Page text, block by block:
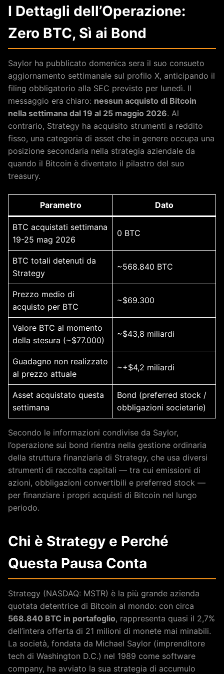
I Dettagli dell’Operazione:
Zero BTC, Sì ai Bond
Saylor ha pubblicato domenica sera il suo consueto
aggiornamento settimanale sul profilo X, anticipando il
filing obbligatorio alla SEC previsto per lunedì. Il
messaggio era chiaro: nessun acquisto di Bitcoin
nella settimana dal 19 al 25 maggio 2026. Al
contrario, Strategy ha acquisito strumenti a reddito
fisso, una categoria di asset che in genere occupa una
posizione secondaria nella strategia aziendale da
quando il Bitcoin è diventato il pilastro del suo
treasury.
Parametro Dato
BTC acquistati settimana
19-25 mag 2026
0 BTC
BTC totali detenuti da
Strategy
~568.840 BTC
Prezzo medio di
acquisto per BTC
~$69.300
Valore BTC al momento
della stesura (~$77.000)
~$43,8 miliardi
Guadagno non realizzato
al prezzo attuale
~+$4,2 miliardi
Asset acquistato questa
settimana
Bond (preferred stock /
obbligazioni societarie)
Secondo le informazioni condivise da Saylor,
l’operazione sui bond rientra nella gestione ordinaria
della struttura finanziaria di Strategy, che usa diversi
strumenti di raccolta capitali — tra cui emissioni di
azioni, obbligazioni convertibili e preferred stock —
per finanziare i propri acquisti di Bitcoin nel lungo
periodo.
Chi è Strategy e Perché
Questa Pausa Conta
Strategy (NASDAQ: MSTR) è la più grande azienda
quotata detentrice di Bitcoin al mondo: con circa
568.840 BTC in portafoglio, rappresenta quasi il 2,7%
dell’intera offerta di 21 milioni di monete mai minabili.
La società, fondata da Michael Saylor (imprenditore
tech di Washington D.C.) nel 1989 come software
company, ha avviato la sua strategia di accumulo